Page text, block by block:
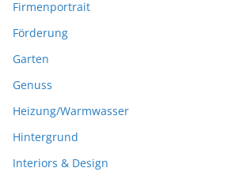
Firmenportrait
Förderung
Garten
Genuss
Heizung/Warmwasser
Hintergrund
Interiors & Design